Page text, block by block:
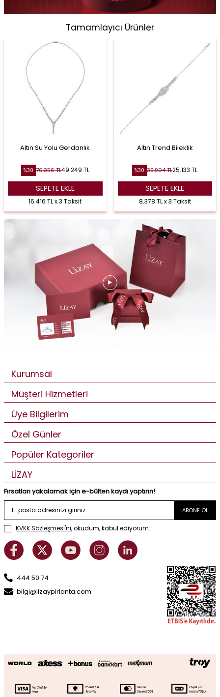
Tamamlayıcı Ürünler
Altın Su Yolu Gerdanlık
%30 70.356TL49.249 TL
SEPETE EKLE
16.416 TL x 3 Taksit
Altın Trend Bileklik
%30 35.904TL25.133 TL
SEPETE EKLE
8.378 TL x 3 Taksit
Kurumsal
Müşteri Hizmetleri
Üye Bilgilerim
Özel Günler
Popüler Kategoriler
LİZAY
Fırsatları yakalamak için e-bülten kaydı yaptırın!
ABONE OL
KVKK Sözleşmesi'ni, okudum, kabul ediyorum.
444 50 74
bilgi@lizaypirlanta.com